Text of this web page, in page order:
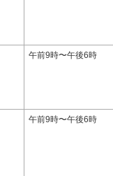
午前9時〜午後6時
午前9時〜午後6時